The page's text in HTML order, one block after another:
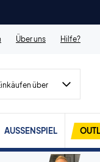
Über uns Hilfe?
über
AUSSENSPIEL